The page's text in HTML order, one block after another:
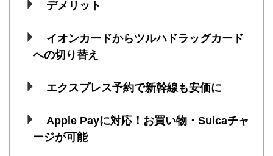
デメリット
イオンカードからツルハドラッグカード
への切り替え
エクスプレス予約で新幹線も安価に
Apple Payに対応！お買い物・Suicaチャ
ージが可能